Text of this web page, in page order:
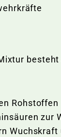
Rohstoffen
zur
Wuchskraft